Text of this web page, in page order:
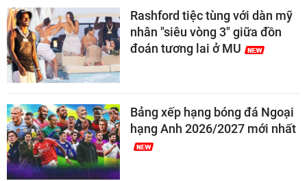
Rashford tiệc tùng với dàn mỹ
nhân "siêu vòng 3" giữa đồn
đoán tương lai ở MU
Bảng xếp hạng bóng đá Ngoại
hạng Anh 2026/2027 mới nhất